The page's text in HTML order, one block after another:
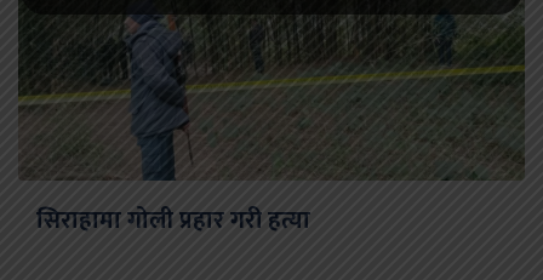
सिराहामा गोली प्रहार गरी हत्या